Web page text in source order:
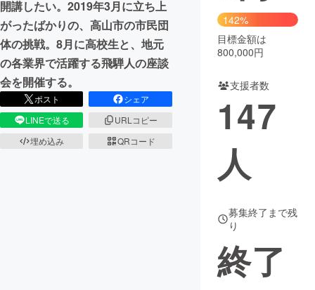
CAMPFIRE for Social Good
CAMPFIRE Creation
CAMPFIREふるさと納税
コミュニティ
開講したい。2019年3月に立ち上
がったばかりの、高山市の市民団
体の挑戦。8月に高校生と、地元
の各業界で活躍する飛騨人の座談
会を開催する。
ポスト
シェア
LINEで送る
URLコピー
埋め込み
QRコード
142%
目標金額は
800,000円
支援者数
147
人
募集終了まで残
り
終了